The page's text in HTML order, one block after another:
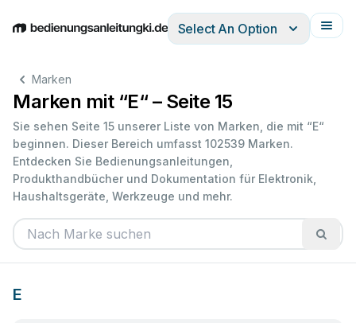
EnglishDeutschEspañolItalianoFrançais
Select An Option
Marken
Marken mit “E“ – Seite 15
Sie sehen Seite 15 unserer Liste von Marken, die mit “E“
beginnen. Dieser Bereich umfasst 102539 Marken.
Entdecken Sie Bedienungsanleitungen,
Produkthandbücher und Dokumentation für Elektronik,
Haushaltsgeräte, Werkzeuge und mehr.
E